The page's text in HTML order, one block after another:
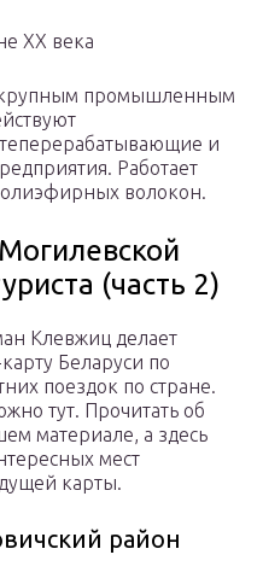
XX века
крупным промышленным
и
Работает
волокон.
(часть 2)
Клевжиц делает
Беларуси по
поездок по стране.
тут. Прочитать об
материале, а здесь
мест
карты.
район